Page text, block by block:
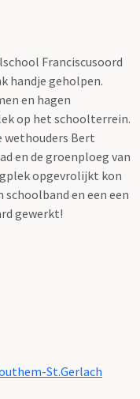
Franciscusoord
handje geholpen.
en hagen
op het schoolterrein.
wethouders Bert
en de groenploeg van
opgevrolijkt kon
schoolband en een een
gewerkt!
St.Gerlach